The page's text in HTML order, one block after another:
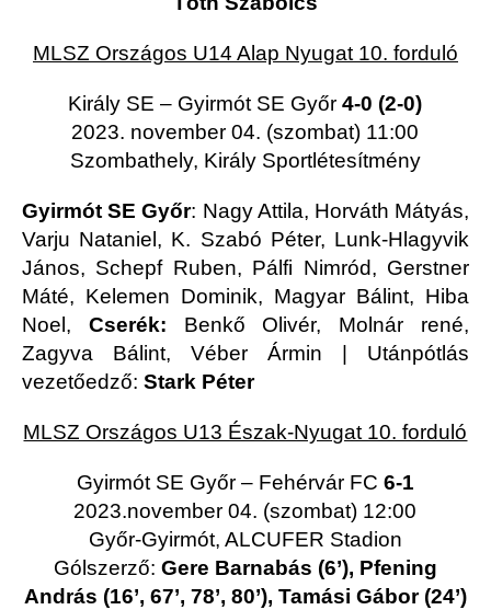
MLSZ Országos U14 Alap Nyugat 10. forduló
Király SE – Gyirmót SE Győr4-0 (2-0)
2023. november 04. (szombat) 11:00
Szombathely, Király Sportlétesítmény
Gyirmót SE Győr: Nagy Attila, Horváth Mátyás,
Varju Nataniel, K. Szabó Péter, Lunk-Hlagyvik
János, Schepf Ruben, Pálfi Nimród, Gerstner
Máté, Kelemen Dominik, Magyar Bálint, Hiba
Noel, Cserék: Benkő Olivér, Molnár rené,
Zagyva Bálint, Véber Ármin | Utánpótlás
vezetőedző: Stark Péter
MLSZ Országos U13 Észak-Nyugat 10. forduló
Gyirmót SE Győr – Fehérvár FC 6-1
2023.november 04. (szombat) 12:00
Győr-Gyirmót, ALCUFER Stadion
Gólszerző: Gere Barnabás (6’), Pfening
András (16’, 67’, 78’, 80’), Tamási Gábor (24’)